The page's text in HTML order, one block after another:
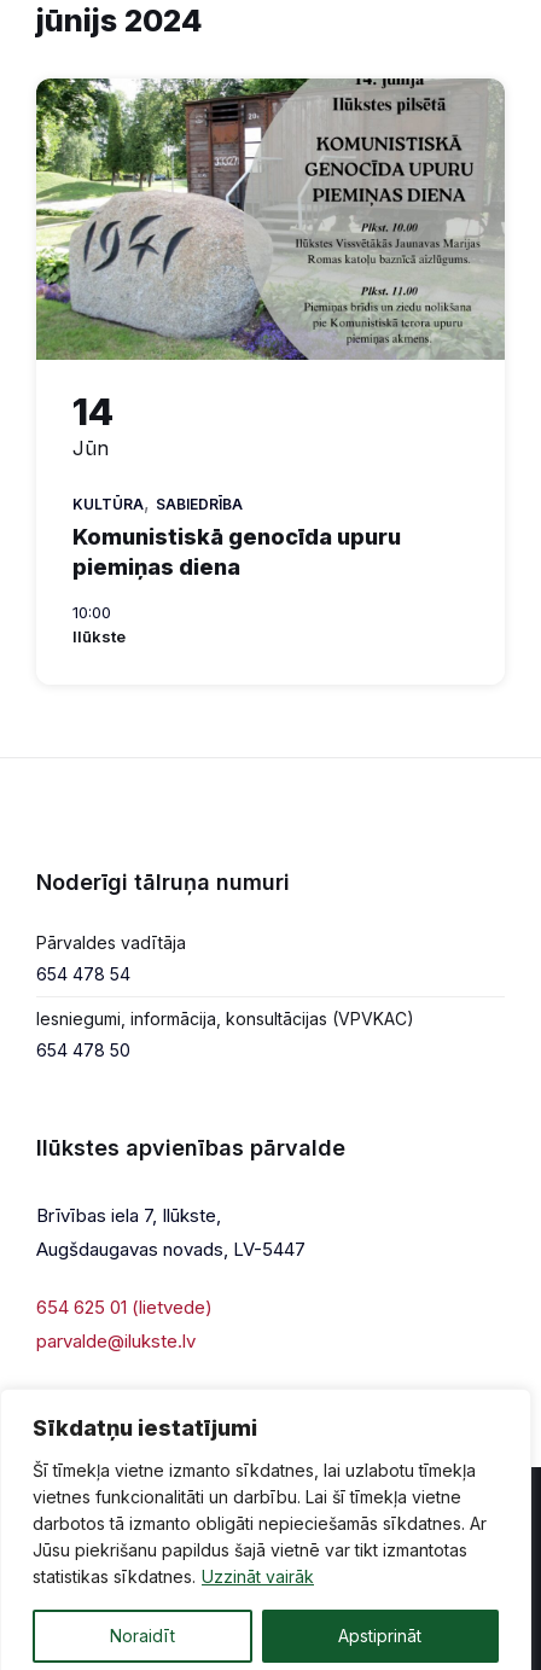
Sīkdatņu iestatījumi
Šī tīmekļa vietne izmanto sīkdatnes, lai uzlabotu tīmekļa
vietnes funkcionalitāti un darbību. Lai šī tīmekļa vietne
darbotos tā izmanto obligāti nepieciešamās sīkdatnes. Ar
Jūsu piekrišanu papildus šajā vietnē var tikt izmantotas
statistikas sīkdatnes. Uzzināt vairāk
Noraidīt Apstiprināt
jūnijs 2024
14
Jūn
KULTŪRA, SABIEDRĪBA
Komunistiskā genocīda upuru
piemiņas diena
10:00
Ilūkste
Noderīgi tālruņa numuri
Pārvaldes vadītāja
654 478 54
Iesniegumi, informācija, konsultācijas (VPVKAC)
654 478 50
Ilūkstes apvienības pārvalde
Brīvības iela 7, Ilūkste,
Augšdaugavas novads, LV-5447
654 625 01 (lietvede)
parvalde@ilukste.lv
Privātuma politika Piekļūstamība
Lapas karte
© 2026 Ilūkste, publicētā satura visas tiesības aizsargātas.